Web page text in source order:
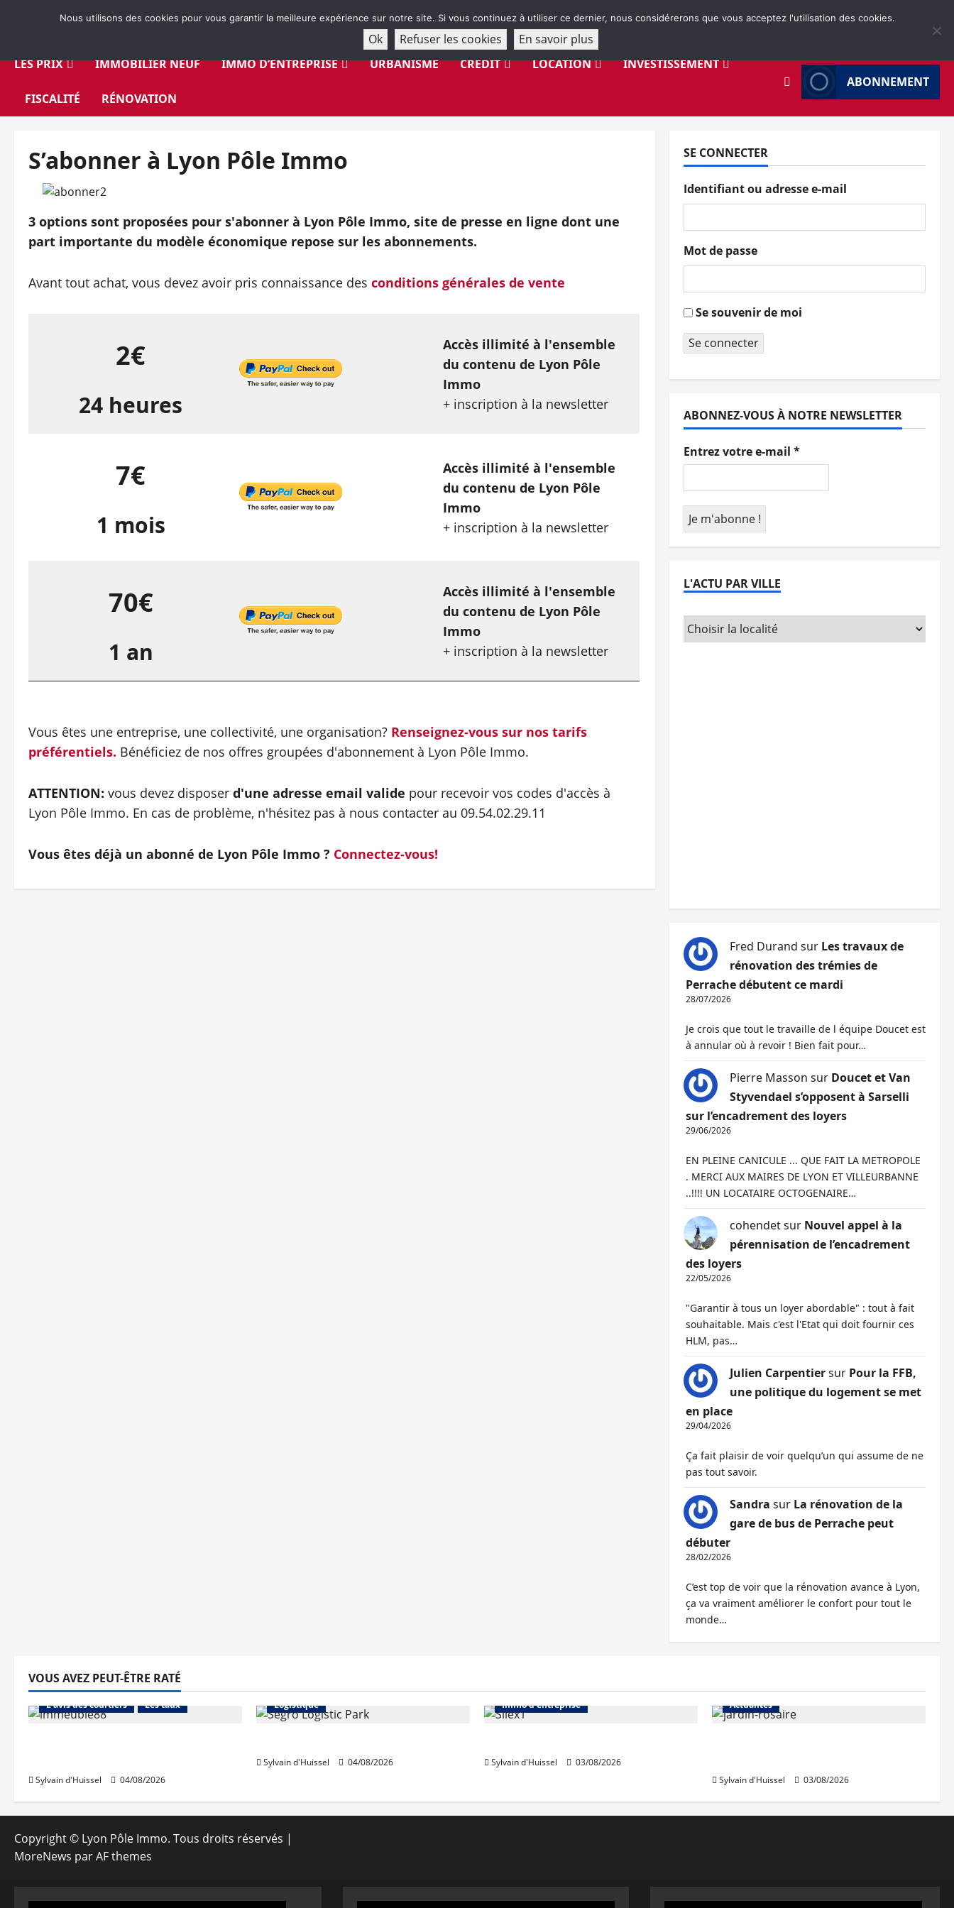
LES PRIX
IMMOBILIER NEUF IMMO D’ENTREPRISE URBANISME CRÉDIT LOCATION INVESTISSEMENT
FISCALITÉ RÉNOVATION
ABONNEMENT
S’abonner à Lyon Pôle Immo
3 options sont proposées pour s'abonner à Lyon Pôle Immo, site de presse en ligne dont une
part importante du modèle économique repose sur les abonnements.
Avant tout achat, vous devez avoir pris connaissance des conditions générales de vente
2€
24 heures
Accès illimité à l'ensemble
du contenu de Lyon Pôle
Immo
+ inscription à la newsletter
7€
1 mois
Accès illimité à l'ensemble
du contenu de Lyon Pôle
Immo
+ inscription à la newsletter
70€
1 an
Accès illimité à l'ensemble
du contenu de Lyon Pôle
Immo
+ inscription à la newsletter
Vous êtes une entreprise, une collectivité, une organisation? Renseignez-vous sur nos tarifs
préférentiels. Bénéficiez de nos offres groupées d'abonnement à Lyon Pôle Immo.
ATTENTION: vous devez disposer d'une adresse email valide pour recevoir vos codes d'accès à
Lyon Pôle Immo. En cas de problème, n'hésitez pas à nous contacter au 09.54.02.29.11
Vous êtes déjà un abonné de Lyon Pôle Immo ? Connectez-vous!
SE CONNECTER
Identifiant ou adresse e-mail
Mot de passe
Se souvenir de moi
Se connecter
ABONNEZ-VOUS À NOTRE NEWSLETTER
Entrez votre e-mail *
L'ACTU PAR VILLE
Fred Durand sur Les travaux de
rénovation des trémies de
Perrache débutent ce mardi
28/07/2026
Je crois que tout le travaille de l équipe Doucet est
à annular où à revoir ! Bien fait pour…
Pierre Masson sur Doucet et Van
Styvendael s’opposent à Sarselli
sur l’encadrement des loyers
29/06/2026
EN PLEINE CANICULE ... QUE FAIT LA METROPOLE
. MERCI AUX MAIRES DE LYON ET VILLEURBANNE
..!!!! UN LOCATAIRE OCTOGENAIRE…
cohendetsur Nouvel appel à la
pérennisation de l’encadrement
des loyers
22/05/2026
"Garantir à tous un loyer abordable" : tout à fait
souhaitable. Mais c'est l'Etat qui doit fournir ces
HLM, pas…
Julien Carpentiersur Pour la FFB,
une politique du logement se met
en place
29/04/2026
Ça fait plaisir de voir quelqu’un qui assume de ne
pas tout savoir.
Sandra sur La rénovation de la
gare de bus de Perrache peut
débuter
28/02/2026
C’est top de voir que la rénovation avance à Lyon,
ça va vraiment améliorer le confort pour tout le
monde…
VOUS AVEZ PEUT-ÊTRE RATÉ
Abonnés
Financement
L'avis des courtiers
Les taux
Sylvain d'Huissel 04/08/2026
Logistique
Sylvain d'Huissel 04/08/2026
Immo d'entreprise
Sylvain d'Huissel 03/08/2026
Actualités
Sylvain d'Huissel 03/08/2026
Copyright © Lyon Pôle Immo. Tous droits réservés |
MoreNews par AF themes
Nous utilisons des cookies pour vous garantir la meilleure expérience sur notre site. Si vous continuez à utiliser ce dernier, nous considérerons que vous acceptez l'utilisation des cookies.
Ok Refuser les cookies En savoir plus